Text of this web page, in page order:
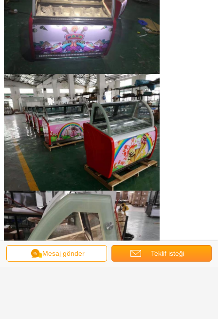
Mesaj gönder Teklif isteği